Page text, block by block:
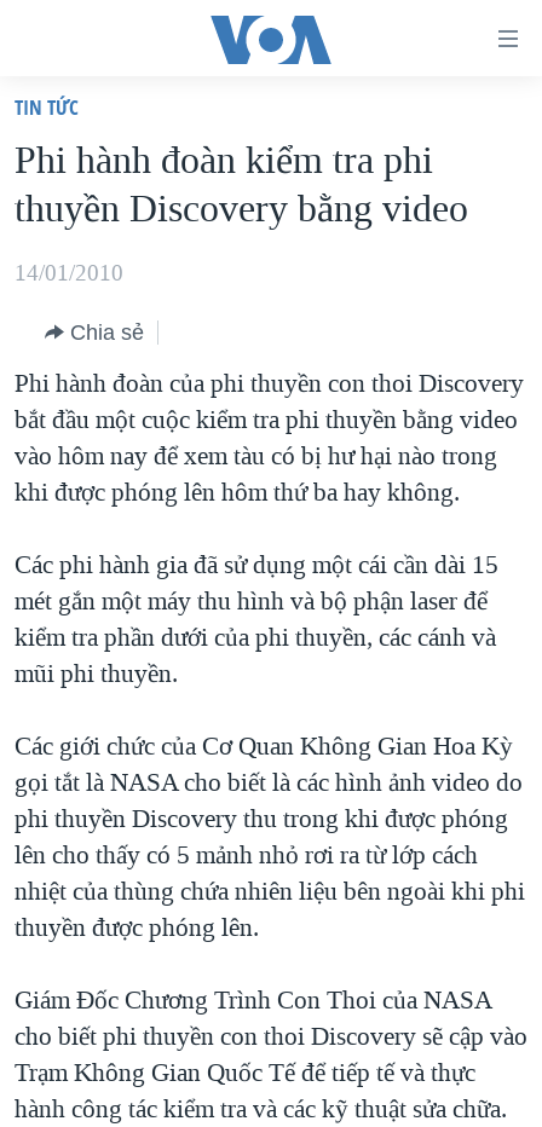
truy
cập
Tới
dung
chính
điều
hướng
chính
Đi
"Tìm"
VIỆT NAM
HOA KỲ
BIỂN ĐÔNG
BLOG
DIỄN ĐÀN
MỤC
TỰ DO BÁO CHÍ
NGƯỜI VIỆT HẢI NGOẠI
ĐỜI SỐNG
KINH TẾ
SỨC KHOẺ
VĂN HOÁ
THỂ THAO
GIÁO DỤC
CHUYÊN ĐỀ
HÀNH TRÌNH BẦU CỬ 2024
MỘT NĂM CHIẾN TRANH TẠI DẢI GAZA
GIẢI MÃ VÀNH ĐAI & CON ĐƯỜNG
TRỊNH VĨNH BÌNH - NGƯỜI HẠ 'BÊN THẮNG CUỘC'
GROUND ZERO – XƯA VÀ NAY
CHI PHÍ CHIẾN TRANH AFGHANISTAN
CÁC GIÁ TRỊ CỘNG HÒA Ở VIỆT NAM
THƯỢNG ĐỈNH TRUMP-KIM TẠI VIỆT NAM
NGƯ DÂN VIỆT VÀ LÀN SÓNG TRỘM HẢI SÂM
BÊN KIA QUỐC LỘ: TIẾNG VỌNG TỪ NÔNG THÔN MỸ
QUAN HỆ VIỆT MỸ
VIDEO
NGHE
MẠNG XÃ HỘI
Ngôn ngữ khác
TIN TỨC
Phi hành đoàn kiểm tra phi
thuyền Discovery bằng video
14/01/2010
Chia sẻ
Phi hành đoàn của phi thuyền con thoi Discovery
bắt đầu một cuộc kiểm tra phi thuyền bằng video
vào hôm nay để xem tàu có bị hư hại nào trong
khi được phóng lên hôm thứ ba hay không.
Các phi hành gia đã sử dụng một cái cần dài 15
mét gắn một máy thu hình và bộ phận laser để
kiểm tra phần dưới của phi thuyền, các cánh và
mũi phi thuyền.
Các giới chức của Cơ Quan Không Gian Hoa Kỳ
gọi tắt là NASA cho biết là các hình ảnh video do
phi thuyền Discovery thu trong khi được phóng
lên cho thấy có 5 mảnh nhỏ rơi ra từ lớp cách
nhiệt của thùng chứa nhiên liệu bên ngoài khi phi
thuyền được phóng lên.
Giám Đốc Chương Trình Con Thoi của NASA
cho biết phi thuyền con thoi Discovery sẽ cập vào
Trạm Không Gian Quốc Tế để tiếp tế và thực
hành công tác kiểm tra và các kỹ thuật sửa chữa.